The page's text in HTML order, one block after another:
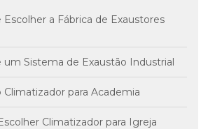
a Fábrica de Exaustores
um Sistema de Exaustão Industrial
para Academia
Climatizador para Igreja